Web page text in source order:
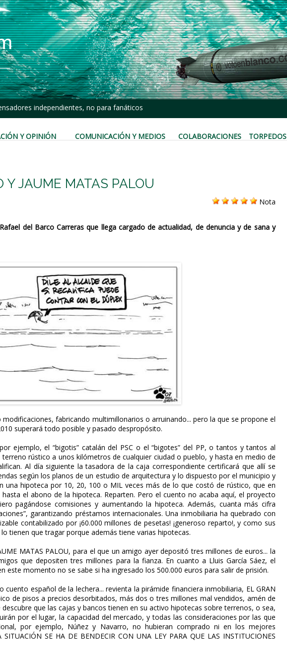
independientes, no para fanáticos
Y OPINIÓN COMUNICACIÓN Y MEDIOS COLABORACIONES TORPEDOS
Y JAUME MATAS PALOU
Nota
del Barco Carreras que llega cargado de actualidad, de denuncia y de sana y
fabricando multimillonarios o arruinando... pero la que se propone el
superará todo posible y pasado despropósito.
ejemplo, el “bigotis” catalán del PSC o el “bigotes” del PP, o tantos y tantos al
rústico a unos kilómetros de cualquier ciudad o pueblo, y hasta en medio de
Al día siguiente la tasadora de la caja correspondiente certificará que allí se
según los planos de un estudio de arquitectura y lo dispuesto por el municipio y
una hipoteca por 10, 20, 100 o MIL veces más de lo que costó de rústico, que en
el abono de la hipoteca. Reparten. Pero el cuento no acaba aquí, el proyecto
pagándose comisiones y aumentando la hipoteca. Además, cuanta más cifra
garantizando préstamos internacionales. Una inmobiliaria ha quebrado con
contabilizado por ¡60.000 millones de pesetas! ¡generoso reparto!, y como sus
tienen que tragar porque además tiene varias hipotecas.
MATAS PALOU, para el que un amigo ayer depositó tres millones de euros... la
que depositen tres millones para la fianza. En cuanto a Lluis García Sáez, el
este momento no se sabe si ha ingresado los 500.000 euros para salir de prisión.
español de la lechera... revienta la pirámide financiera inmobiliaria, EL GRAN
de pisos a precios desorbitados, más dos o tres millones mal vendidos, amén de
que las cajas y bancos tienen en su activo hipotecas sobre terrenos, o sea,
por el lugar, la capacidad del mercado, y todas las consideraciones por las que
por ejemplo, Núñez y Navarro, no hubieran comprado ni en los mejores
SE HA DE BENDECIR CON UNA LEY PARA QUE LAS INSTITUCIONES